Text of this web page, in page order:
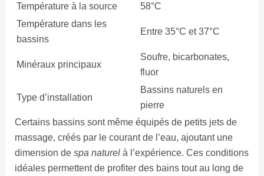
Température à la source
58°C
Température dans les
bassins
Entre 35°C et 37°C
Minéraux principaux
Soufre, bicarbonates,
fluor
Type d’installation
Bassins naturels en
pierre
Certains bassins sont même équipés de petits jets de
massage, créés par le courant de l’eau, ajoutant une
dimension de spa naturelà l’expérience. Ces conditions
idéales permettent de profiter des bains tout au long de